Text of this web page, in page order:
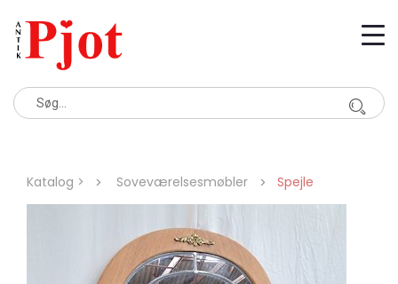
Katalog > Soveværelsesmøbler Spejle